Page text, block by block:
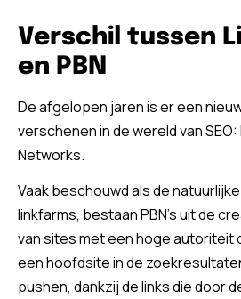
Verschil tussen
en PBN
De afgelopen jaren is er een
verschenen in de wereld van SEO:
Networks.
Vaak beschouwd als de
linkfarms, bestaan ​​PBN’s uit de
van sites met een hoge autoriteit
een hoofdsite in de
pushen, dankzij de links die door